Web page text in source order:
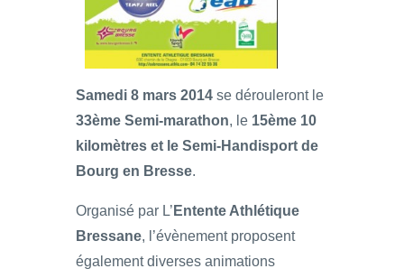
Samedi 8 mars 2014 se dérouleront le
33ème Semi-marathon, le 15ème 10
kilomètres et le Semi-Handisport de
Bourg en Bresse.
Organisé par L’ Entente Athlétique
Bressane, l’évènement proposent
également diverses animations